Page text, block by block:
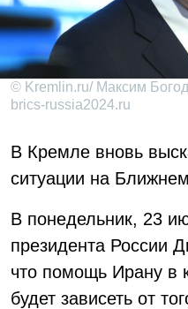
© Kremlin.ru/ Максим
brics-russia2024.ru
В Кремле вновь
ситуации на
В понедельник, 23
президента России
что помощь Ирану в
будет зависеть от